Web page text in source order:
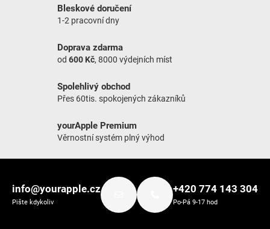
Bleskové doručení
1-2 pracovní dny
Doprava zdarma
od 600 Kč, 8000 výdejních míst
Spolehlivý obchod
Přes 60tis. spokojených zákazníků
yourApple Premium
Věrnostní systém plný výhod
info@yourapple.cz
Pište kdykoliv
+420 774 143 304
Po-Pá 9-17 hod